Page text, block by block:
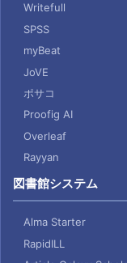
Writefull
SPSS
myBeat
JoVE
ポサコ
Proofig AI
Overleaf
Rayyan
図書館システム
Alma Starter
RapidILL